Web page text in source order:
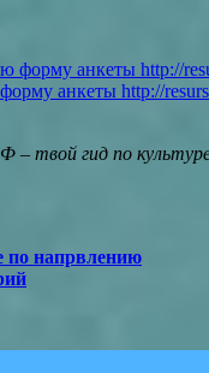
анкеты http://
твой гид по
по напрвлению